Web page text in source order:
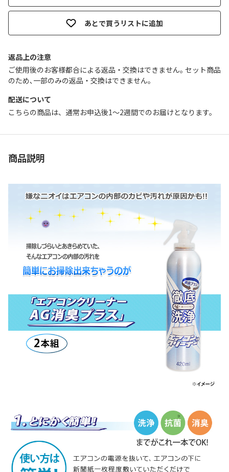
あとで買うリストに追加
返品上の注意
ご使用後のお客様都合による返品・交換はできません｡ セット商品
のため､一部のみの返品・交換はできません｡
配送について
こちらの商品は、通常お申込後1～2週間でのお届けとなります。
商品説明